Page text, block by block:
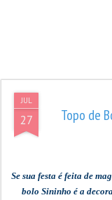
JUL
27 Topo de
Se sua festa é feita de
bolo Sininho é a